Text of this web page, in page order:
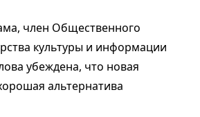
член Общественного
культуры и информации
убеждена, что новая
альтернатива